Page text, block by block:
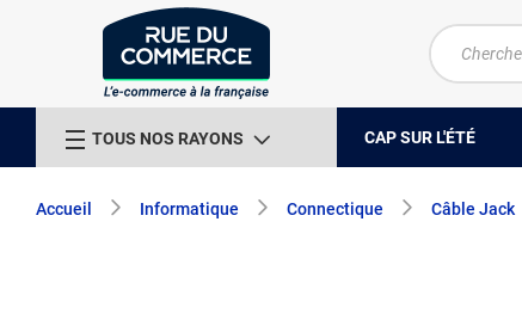
TOUS NOS RAYONS CAP SUR L'ÉTÉ
Accueil Informatique Connectique Câble Jack